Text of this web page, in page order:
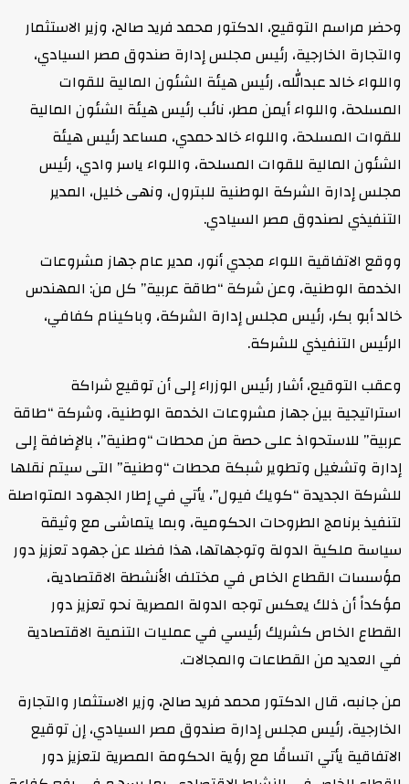
وحضر مراسم التوقيع، الدكتور محمد فريد صالح، وزير الاستثمار
والتجارة الخارجية، رئيس مجلس إدارة صندوق مصر السيادي،
واللواء خالد عبدالله، رئيس هيئة الشئون المالية للقوات
المسلحة، واللواء أيمن مطر، نائب رئيس هيئة الشئون المالية
للقوات المسلحة، واللواء خالد حمدي، مساعد رئيس هيئة
الشئون المالية للقوات المسلحة، واللواء ياسر وادي، رئيس
مجلس إدارة الشركة الوطنية للبترول، ونهى خليل، المدير
التنفيذي لصندوق مصر السيادي.
ووقع الاتفاقية اللواء مجدي أنور، مدير عام جهاز مشروعات
الخدمة الوطنية، وعن شركة “طاقة عربية” كل من: المهندس
خالد أبو بكر، رئيس مجلس إدارة الشركة، وباكينام كفافي،
الرئيس التنفيذي للشركة.
وعقب التوقيع، أشار رئيس الوزراء إلى أن توقيع شراكة
استراتيجية بين جهاز مشروعات الخدمة الوطنية، وشركة “طاقة
عربية” للاستحواذ على حصة من محطات “وطنية”، بالإضافة إلى
إدارة وتشغيل وتطوير شبكة محطات “وطنية” التى سيتم نقلها
للشركة الجديدة “كويك فيول”، يأتي في إطار الجهود المتواصلة
لتنفيذ برنامج الطروحات الحكومية، وبما يتماشى مع وثيقة
سياسة ملكية الدولة وتوجهاتها، هذا فضلا عن جهود تعزيز دور
مؤسسات القطاع الخاص في مختلف الأنشطة الاقتصادية،
مؤكداً أن ذلك يعكس توجه الدولة المصرية نحو تعزيز دور
القطاع الخاص كشريك رئيسي في عمليات التنمية الاقتصادية
في العديد من القطاعات والمجالات.
من جانبه، قال الدكتور محمد فريد صالح، وزير الاستثمار والتجارة
الخارجية، رئيس مجلس إدارة صندوق مصر السيادي، إن توقيع
الاتفاقية يأتي اتساقًا مع رؤية الحكومة المصرية لتعزيز دور